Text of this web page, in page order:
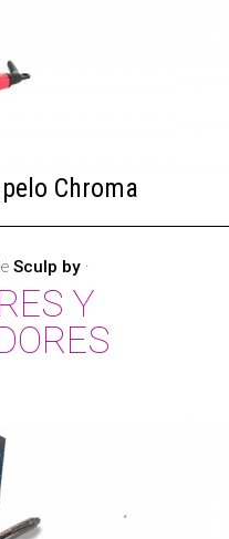
Chroma
Sculp by ·
Y